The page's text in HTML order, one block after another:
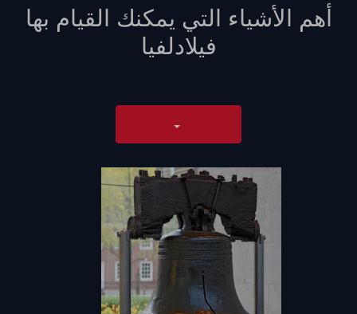
أهم الأشياء التي يمكنك القيام بها
فيلادلفيا